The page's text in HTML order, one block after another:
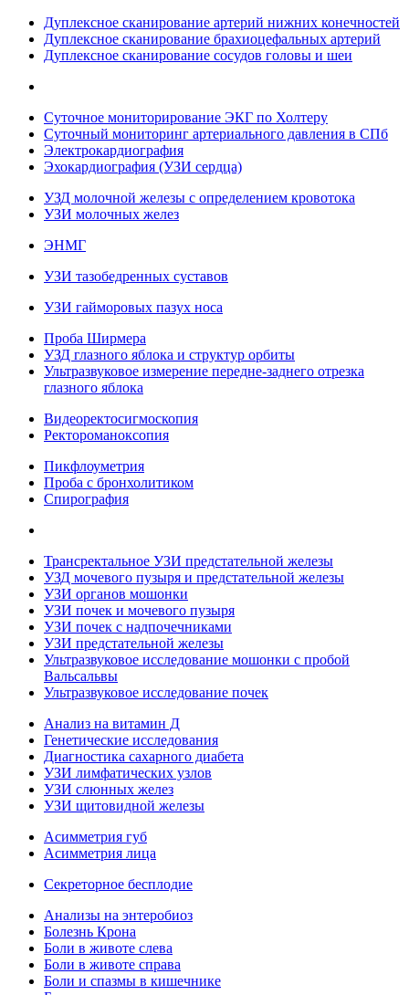
Дуплексное сканирование артерий нижних конечностей
Дуплексное сканирование брахиоцефальных артерий
Дуплексное сканирование сосудов головы и шеи
Суточное мониторирование ЭКГ по Холтеру
Суточный мониторинг артериального давления в СПб
Электрокардиография
Эхокардиография (УЗИ сердца)
УЗД молочной железы с определением кровотока
УЗИ молочных желез
ЭНМГ
УЗИ тазобедренных суставов
УЗИ гайморовых пазух носа
Проба Ширмера
УЗД глазного яблока и структур орбиты
Ультразвуковое измерение передне-заднего отрезка
глазного яблока
Видеоректосигмоскопия
Ректороманоксопия
Пикфлоуметрия
Проба с бронхолитиком
Спирография
Трансректальное УЗИ предстательной железы
УЗД мочевого пузыря и предстательной железы
УЗИ органов мошонки
УЗИ почек и мочевого пузыря
УЗИ почек с надпочечниками
УЗИ предстательной железы
Ультразвуковое исследование мошонки с пробой
Вальсальвы
Ультразвуковое исследование почек
Анализ на витамин Д
Генетические исследования
Диагностика сахарного диабета
УЗИ лимфатических узлов
УЗИ слюнных желез
УЗИ щитовидной железы
Асимметрия губ
Асимметрия лица
Секреторное бесплодие
Анализы на энтеробиоз
Болезнь Крона
Боли в животе слева
Боли в животе справа
Боли и спазмы в кишечнике